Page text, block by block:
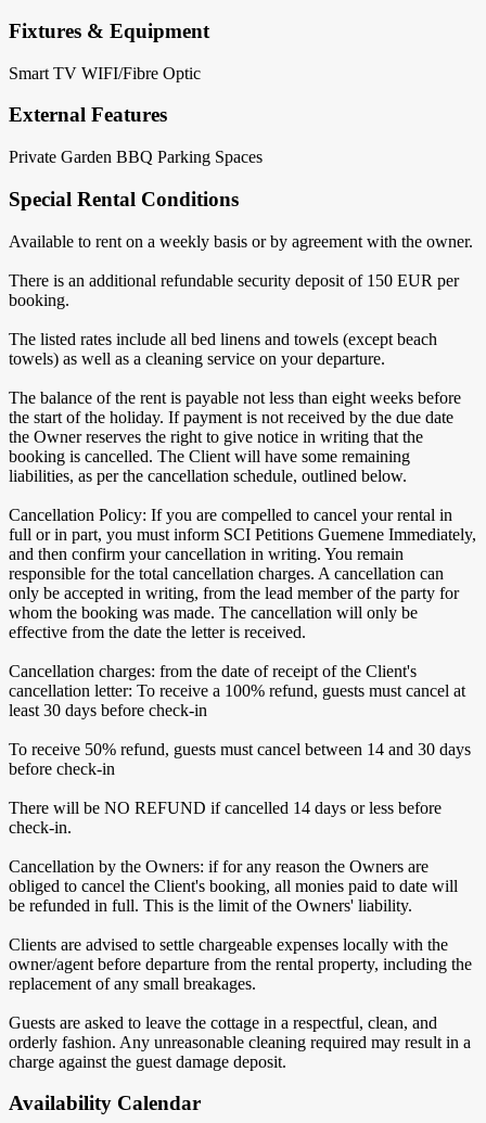
Fixtures & Equipment
Smart TV WIFI/Fibre Optic
External Features
Private Garden BBQ Parking Spaces
Special Rental Conditions
Available to rent on a weekly basis or by agreement with the owner.
There is an additional refundable security deposit of 150 EUR per
booking.
The listed rates include all bed linens and towels (except beach
towels) as well as a cleaning service on your departure.
The balance of the rent is payable not less than eight weeks before
the start of the holiday. If payment is not received by the due date
the Owner reserves the right to give notice in writing that the
booking is cancelled. The Client will have some remaining
liabilities, as per the cancellation schedule, outlined below.
Cancellation Policy: If you are compelled to cancel your rental in
full or in part, you must inform SCI Petitions Guemene Immediately,
and then confirm your cancellation in writing. You remain
responsible for the total cancellation charges. A cancellation can
only be accepted in writing, from the lead member of the party for
whom the booking was made. The cancellation will only be
effective from the date the letter is received.
Cancellation charges: from the date of receipt of the Client's
cancellation letter: To receive a 100% refund, guests must cancel at
least 30 days before check-in
To receive 50% refund, guests must cancel between 14 and 30 days
before check-in
There will be NO REFUND if cancelled 14 days or less before
check-in.
Cancellation by the Owners: if for any reason the Owners are
obliged to cancel the Client's booking, all monies paid to date will
be refunded in full. This is the limit of the Owners' liability.
Clients are advised to settle chargeable expenses locally with the
owner/agent before departure from the rental property, including the
replacement of any small breakages.
Guests are asked to leave the cottage in a respectful, clean, and
orderly fashion. Any unreasonable cleaning required may result in a
charge against the guest damage deposit.
Availability Calendar